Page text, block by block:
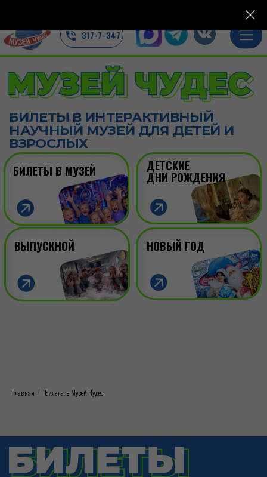
НОВЫЙ ГОД
БИЛЕТЫ В МУЗЕЙ ДЕТСКИЕ
ДНИ РОЖДЕНИЯ
ВЫПУСКНОЙ
БИЛЕТЫ В ИНТЕРАКТИВНЫЙ
НАУЧНЫЙ МУЗЕЙ ДЛЯ ДЕТЕЙ И
ВЗРОСЛЫХ
Главная / Билеты в Музей Чудес
(в 12, 14, 16, 18 часов)
+
+